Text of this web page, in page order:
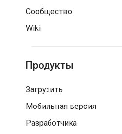
Сообщество
Wiki
Продукты
Загрузить
Мобильная версия
Разработчика